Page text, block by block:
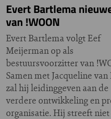
Evert Bartlema
van !WOON
Evert Bartlema volgt Eef
Meijerman op als
bestuursvoorzitter van
Samen met Jacqueline
zal hij leidinggeven aan de
verdere ontwikkeling en
organisatie. Hij streeft